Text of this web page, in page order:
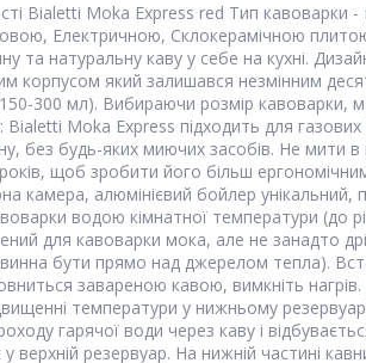
Bialetti Moka Express red Тип кавоварки -
Електричною, Склокерамічною
та натуральну каву у себе на кухні.
корпусом який залишався незмінним
300 мл). Вибираючи розмір кавоварки,
Moka Express підходить для газових
без будь-яких миючих засобів. Не мити
щоб зробити його більш
камера, алюмінієвий бойлер
водою кімнатної температури (до
для кавоварки мока, але не занадто
бути прямо над джерелом тепла).
завареною кавою, вимкніть
температури у нижньому
гарячої води через каву і
резервуар. На нижній частині